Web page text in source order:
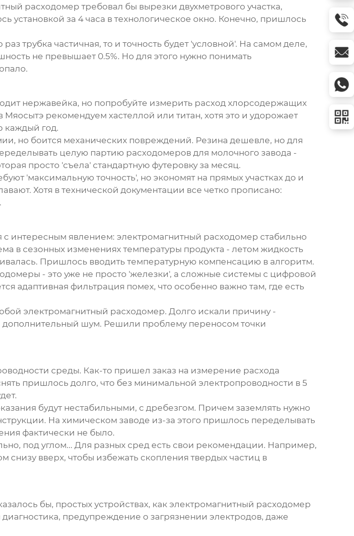
расходомер требовал бы вырезки двухметрового участка,
установкой за 4 часа в технологическое окно. Конечно, пришлось
трубка частичная, то и точность будет 'условной'. На самом деле,
не превышает 0.5%. Но для этого нужно понимать
нержавейка, но попробуйте измерить расход хлорсодержащих
рекомендуем хастеллой или титан, хотя это и удорожает
каждый год.
но боится механических повреждений. Резина дешевле, но для
целую партию расходомеров для молочного завода -
просто 'съела' стандартную футеровку за месяц.
'максимальную точность', но экономят на прямых участках до и
Хотя в технической документации все четко прописано:
интересным явлением: электромагнитный расходомер стабильно
в сезонных изменениях температуры продукта - летом жидкость
Пришлось вводить температурную компенсацию в алгоритм.
- это уже не просто 'железки', а сложные системы с цифровой
адаптивная фильтрация помех, что особенно важно там, где есть
электромагнитный расходомер. Долго искали причину -
дополнительный шум. Решили проблему переносом точки
среды. Как-то пришел заказ на измерение расхода
пришлось долго, что без минимальной электропроводности в 5
будут нестабильными, с дребезгом. Причем заземлять нужно
На химическом заводе из-за этого пришлось переделывать
фактически не было.
под углом... Для разных сред есть свои рекомендации. Например,
снизу вверх, чтобы избежать скопления твердых частиц в
бы, простых устройствах, как электромагнитный расходомер
предупреждение о загрязнении электродов, даже